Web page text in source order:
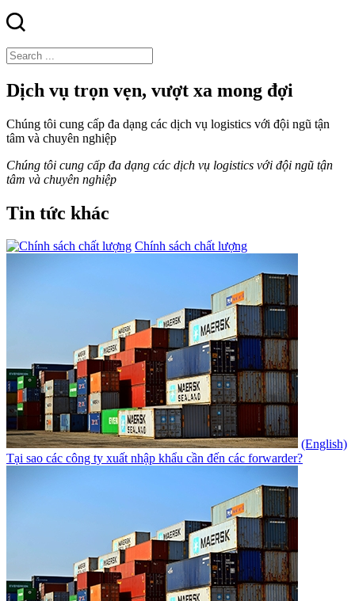
Dịch vụ trọn vẹn, vượt xa mong đợi
Chúng tôi cung cấp đa dạng các dịch vụ logistics với đội ngũ tận
tâm và chuyên nghiệp
Chúng tôi cung cấp đa dạng các dịch vụ logistics với đội ngũ tận
tâm và chuyên nghiệp
Tin tức khác
Chính sách chất lượng
(English)
Tại sao các công ty xuất nhập khẩu cần đến các forwarder?